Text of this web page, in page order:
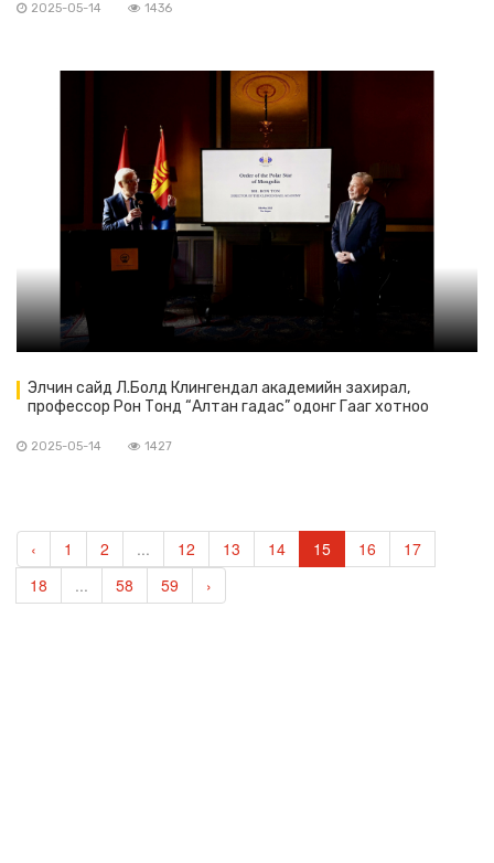
сонгогдсонтой холбогдуулан ЭСЯ-наас ёслолын арга
2025-05-14 1436
Элчин сайд Л.Болд Клингендал академийн захирал,
профессор Рон Тонд “Алтан гадас” одонг Гааг хотноо
2025-05-14 1427
‹ 1 2 ... 12 13 14 15 16
17
18
... 58 59 ›